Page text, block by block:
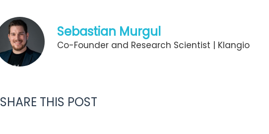
Sebastian Murgul
Co-Founder and Research Scientist | Klangio
SHARE THIS POST